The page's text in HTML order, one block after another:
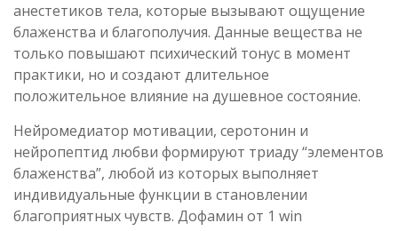
анестетиков тела, которые вызывают ощущение
блаженства и благополучия. Данные вещества не
только повышают психический тонус в момент
практики, но и создают длительное
положительное влияние на душевное состояние.
Нейромедиатор мотивации, серотонин и
нейропептид любви формируют триаду “элементов
блаженства”, любой из которых выполняет
индивидуальные функции в становлении
благоприятных чувств. Дофамин от 1 win